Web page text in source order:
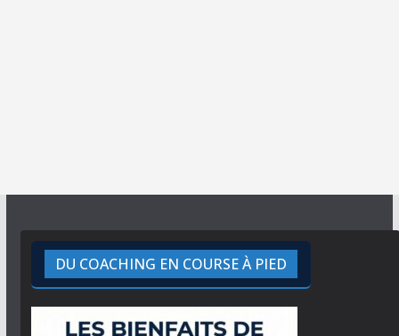
DU COACHING EN COURSE À PIED